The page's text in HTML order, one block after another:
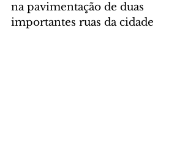
na pavimentação de duas
importantes ruas da cidade